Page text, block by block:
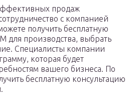
продаж
с компанией
получить бесплатную
для производства, выбрать
Специалисты компании
которая будет
вашего бизнеса. По
бесплатную консультацию